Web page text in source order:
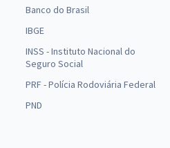
Banco do Brasil
IBGE
INSS - Instituto Nacional do
Seguro Social
PRF - Polícia Rodoviária Federal
PND